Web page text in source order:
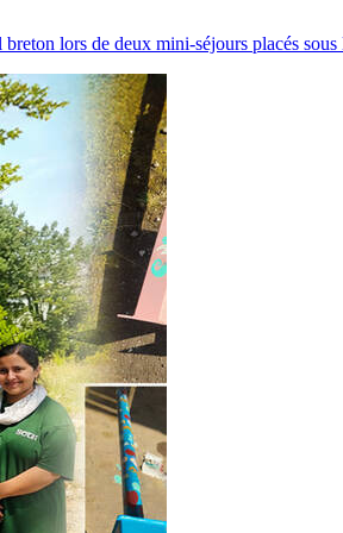
lors de deux mini-séjours placés sous